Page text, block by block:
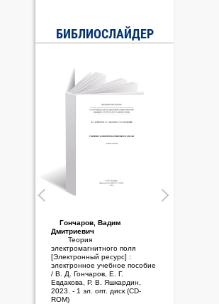
БИБЛИОСЛАЙДЕР
Гончаров, Вадим
Дмитриевич
Теория
электромагнитного поля
[Электронный ресурс] :
электронное учебное пособие
/ В. Д. Гончаров, Е. Г.
Евдакова, Р. В. Яшкардин,
2023. - 1 эл. опт. диск (CD-
ROM)
деятельности [Электронный
ресурс] : электронное учебно-
методическое пособие / А. Л.
Стариченков, М. Ф. Савельев,
2023. - 1 эл. опт. диск (CD-
ROM)